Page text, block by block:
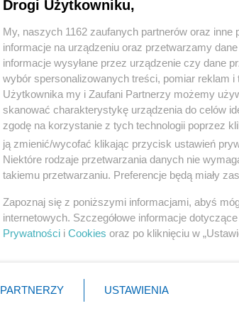
Polityka
Rosja
PiS
Prezydent
NATO
Drogi Użytkowniku,
My, naszych 1162 zaufanych partnerów oraz
informacje na urządzeniu oraz przetwarzamy
informacje wysyłane przez urządzenie czy dane
wybór spersonalizowanych treści, pomiar reklam i
Użytkownika my i Zaufani Partnerzy możemy
skanować charakterystykę urządzenia do celów
zgodę na korzystanie z tych technologii poprzez
ją zmienić/wycofać klikając przycisk ustawień
Niektóre rodzaje przetwarzania danych nie
takiemu przetwarzaniu. Preferencje będą miały
Zapoznaj się z poniższymi informacjami, abyś
internetowych. Szczegółowe informacje
Prywatności i Cookies oraz po kliknięciu w
PARTNERZY USTAWIENIA